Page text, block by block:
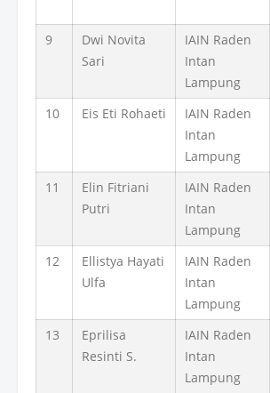
9
Dwi Novita
Sari
IAIN Raden
Intan
Lampung
10
Eis Eti Rohaeti
IAIN Raden
Intan
Lampung
11
Elin Fitriani
Putri
IAIN Raden
Intan
Lampung
12
Ellistya Hayati
Ulfa
IAIN Raden
Intan
Lampung
13
Eprilisa
Resinti S.
IAIN Raden
Intan
Lampung